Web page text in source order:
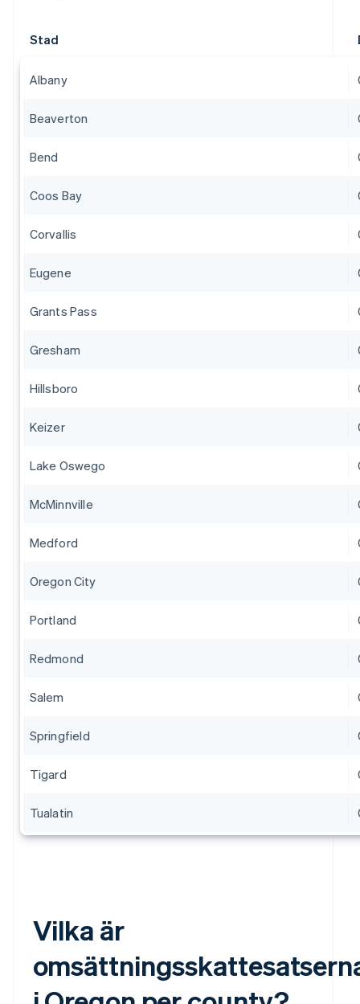
Stad
Albany
Beaverton
Bend
Coos Bay
Corvallis
Eugene
Grants Pass
Gresham
Hillsboro
Keizer
Lake Oswego
McMinnville
Medford
Oregon City
Portland
Redmond
Salem
Springfield
Tigard
Tualatin
Vilka är